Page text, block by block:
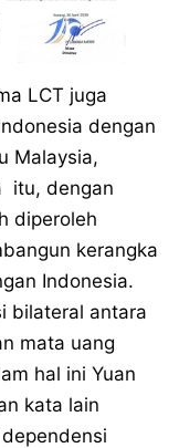
LCT juga
dengan
Malaysia,
itu, dengan
diperoleh
kerangka
Indonesia.
bilateral antara
mata uang
hal ini Yuan
kata lain